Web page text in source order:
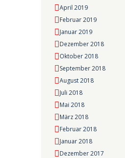
April 2019
Februar 2019
Januar 2019
Dezember 2018
Oktober 2018
September 2018
August 2018
Juli 2018
Mai 2018
März 2018
Februar 2018
Januar 2018
Dezember 2017